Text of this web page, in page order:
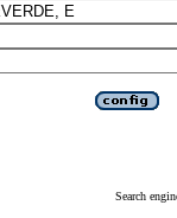
Search